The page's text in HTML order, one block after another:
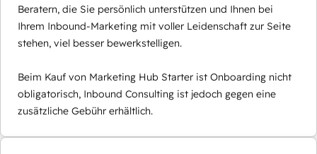
Beratern, die Sie persönlich unterstützen und Ihnen bei
Ihrem Inbound-Marketing mit voller Leidenschaft zur Seite
stehen, viel besser bewerkstelligen.
Beim Kauf von Marketing Hub Starter ist Onboarding nicht
obligatorisch, Inbound Consulting ist jedoch gegen eine
zusätzliche Gebühr erhältlich.